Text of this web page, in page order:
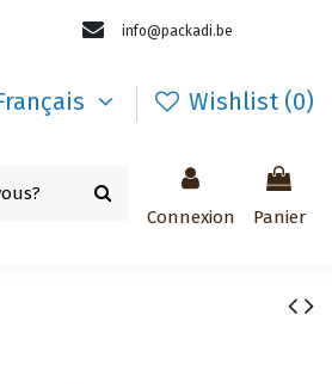
info@packadi.be
Wishlist (0)
Connexion Panier